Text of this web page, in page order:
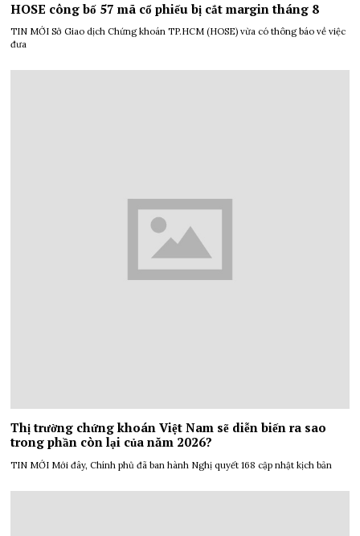
HOSE công bố 57 mã cổ phiếu bị cắt margin tháng 8
TIN MỚI Sở Giao dịch Chứng khoán TP.HCM (HOSE) vừa có thông báo về việc
đưa
Thị trường chứng khoán Việt Nam sẽ diễn biến ra sao
trong phần còn lại của năm 2026?
TIN MỚI Mới đây, Chính phủ đã ban hành Nghị quyết 168 cập nhật kịch bản